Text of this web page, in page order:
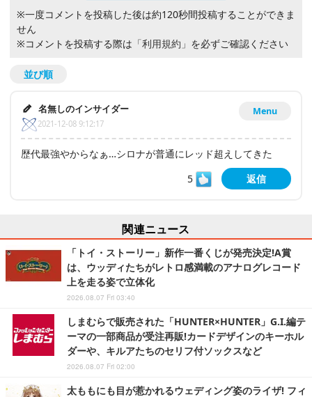
※一度コメントを投稿した後は約120秒間投稿することができま
せん
※コメントを投稿する際は 「利用規約」 を必ずご確認ください
並び順
Menu
名無しのインサイダー
2021-12-08 9:12:17
歴代最強やからなぁ…シロナが普通にレッド超えしてきた
5
返信
関連ニュース
「トイ・ストーリー」新作一番くじが発売決定!A賞
は、ウッディたちがレトロ感満載のアナログレコード
上を走る姿で立体化
2026.08.07 Fri 03:40
しまむらで販売された「HUNTER×HUNTER」G.I.編テ
ーマの一部商品が受注再販!カードデザインのキーホル
ダーや、キルアたちのセリフ付ソックスなど
2026.08.07 Fri 02:00
太ももにも目が惹かれるウェディング姿のライザ! フィ